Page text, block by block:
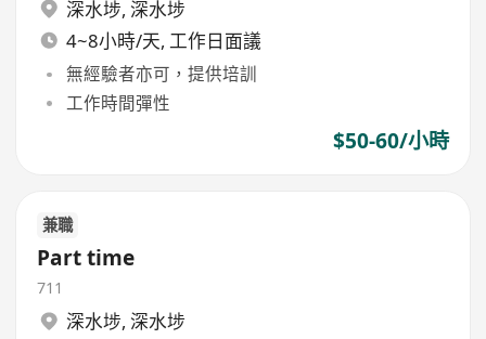
深水埗, 深水埗
4~8小時/天, 工作日面議
無經驗者亦可，提供培訓
工作時間彈性
$50-60/小時
兼職
Part time
711
深水埗, 深水埗